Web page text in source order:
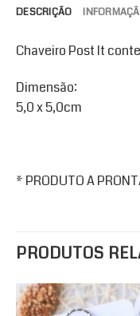
DESCRIÇÃO
Chaveiro Post It
Dimensão:
5,0 x 5,0cm
* PRODUTO A
PRODUTOS